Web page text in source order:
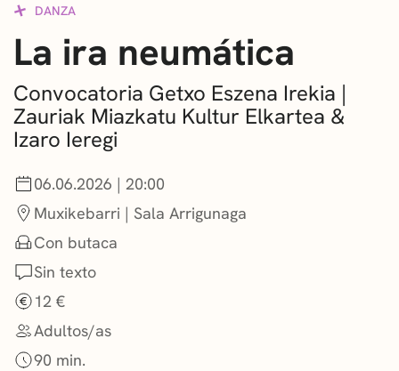
NOTICIAS
GETXO KULTURA
ASOCIACIONES CULTURALES
DANZA
La ira neumática
Convocatoria Getxo Eszena Irekia |
Zauriak Miazkatu Kultur Elkartea &
Izaro Ieregi
06.06.2026 | 20:00
Muxikebarri | Sala Arrigunaga
Con butaca
Sin texto
12 €
Adultos/as
90 min.